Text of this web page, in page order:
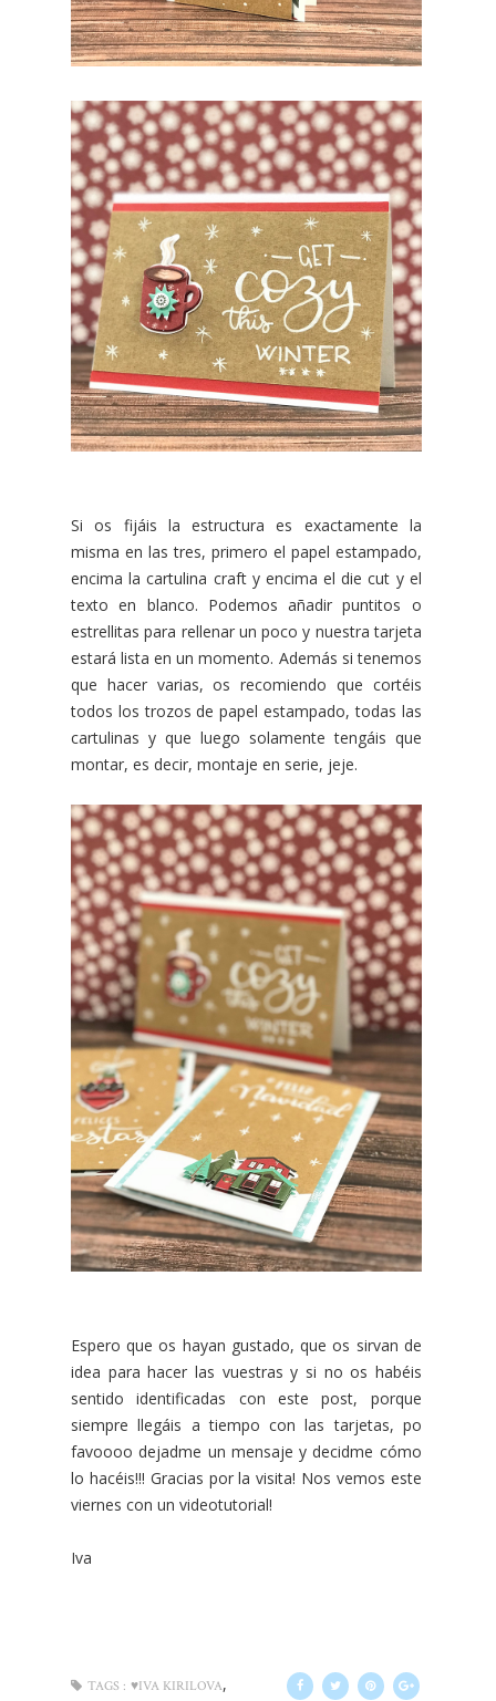
Si os fijáis la estructura es exactamente la
misma en las tres, primero el papel estampado,
encima la cartulina craft y encima el die cut y el
texto en blanco. Podemos añadir puntitos o
estrellitas para rellenar un poco y nuestra tarjeta
estará lista en un momento. Además si tenemos
que hacer varias, os recomiendo que cortéis
todos los trozos de papel estampado, todas las
cartulinas y que luego solamente tengáis que
montar, es decir, montaje en serie, jeje.
Espero que os hayan gustado, que os sirvan de
idea para hacer las vuestras y si no os habéis
sentido identificadas con este post, porque
siempre llegáis a tiempo con las tarjetas, po
favoooo dejadme un mensaje y decidme cómo
lo hacéis!!! Gracias por la visita! Nos vemos este
viernes con un videotutorial!
Iva
TAGS : ♥IVA KIRILOVA,